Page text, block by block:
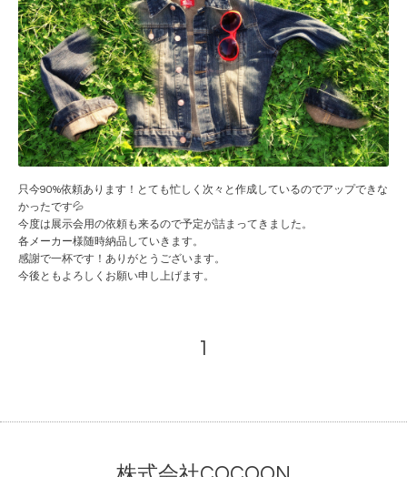
只今90%依頼あります！とても忙しく次々と作成しているのでアップできな
かったです💦
今度は展示会用の依頼も来るので予定が詰まってきました。
各メーカー様随時納品していきます。
感謝で一杯です！ありがとうございます。
今後ともよろしくお願い申し上げます。
1